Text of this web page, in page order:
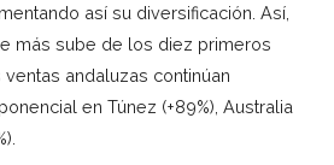
así su diversificación. Así,
más sube de los diez primeros
ventas andaluzas continúan
en Túnez (+89%), Australia